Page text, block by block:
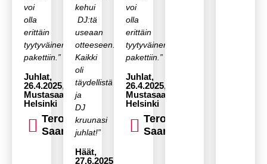
voi
olla
erittäin
tyytyväinen
pakettiin.”
Juhlat,
26.4.2025,
Mustasaari,
Helsinki
Tero
Saari
kehui
DJ:tä
useaan
otteeseen.
Kaikki
oli
täydellistä
ja
DJ
kruunasi
juhlat!”
Häät,
27.6.2025,
voi
olla
erittäin
tyytyväinen
pakettiin.”
Juhlat,
26.4.2025,
Mustasaari,
Helsinki
Tero
Saari